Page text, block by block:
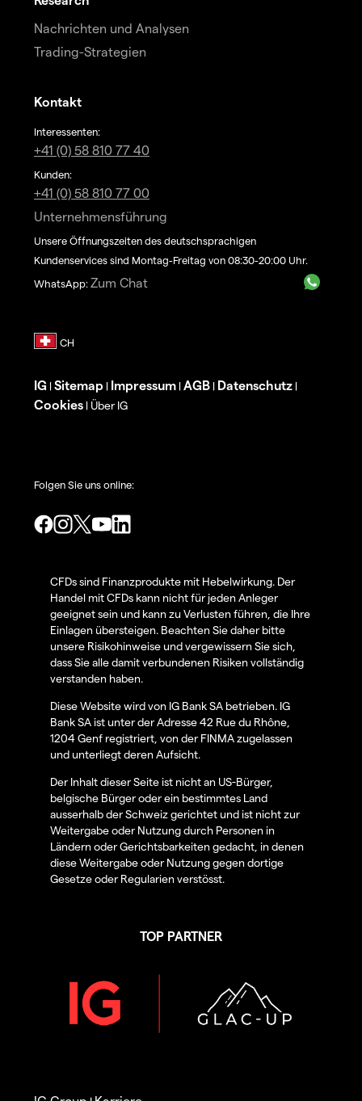
Nachrichten und Analysen
Trading-Strategien
Kontakt
Interessenten:
+41 (0) 58 810 77 40
Kunden:
+41 (0) 58 810 77 00
Unternehmensführung
Unsere Öffnungszeiten des deutschsprachigen
Kundenservices sind Montag-Freitag von 08:30-20:00 Uhr.
WhatsApp: Zum Chat
IG | Sitemap | Impressum | AGB | Datenschutz |
Cookies | Über IG
Folgen Sie uns online:
CFDs sind Finanzprodukte mit Hebelwirkung. Der
Handel mit CFDs kann nicht für jeden Anleger
geeignet sein und kann zu Verlusten führen, die Ihre
Einlagen übersteigen. Beachten Sie daher bitte
unsere Risikohinweise und vergewissern Sie sich,
dass Sie alle damit verbundenen Risiken vollständig
verstanden haben.
Diese Website wird von IG Bank SA betrieben. IG
Bank SA ist unter der Adresse 42 Rue du Rhône,
1204 Genf registriert, von der FINMA zugelassen
und unterliegt deren Aufsicht.
Der Inhalt dieser Seite ist nicht an US-Bürger,
belgische Bürger oder ein bestimmtes Land
ausserhalb der Schweiz gerichtet und ist nicht zur
Weitergabe oder Nutzung durch Personen in
Ländern oder Gerichtsbarkeiten gedacht, in denen
diese Weitergabe oder Nutzung gegen dortige
Gesetze oder Regularien verstösst.
TOP PARTNER